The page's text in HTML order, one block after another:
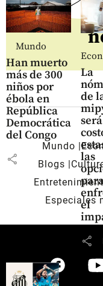
Mundo
Han muerto
más de 300
niños por
ébola en
República
Democrática
del Congo
share
La
de
las
el
share
Mundo
Blogs
Especiales